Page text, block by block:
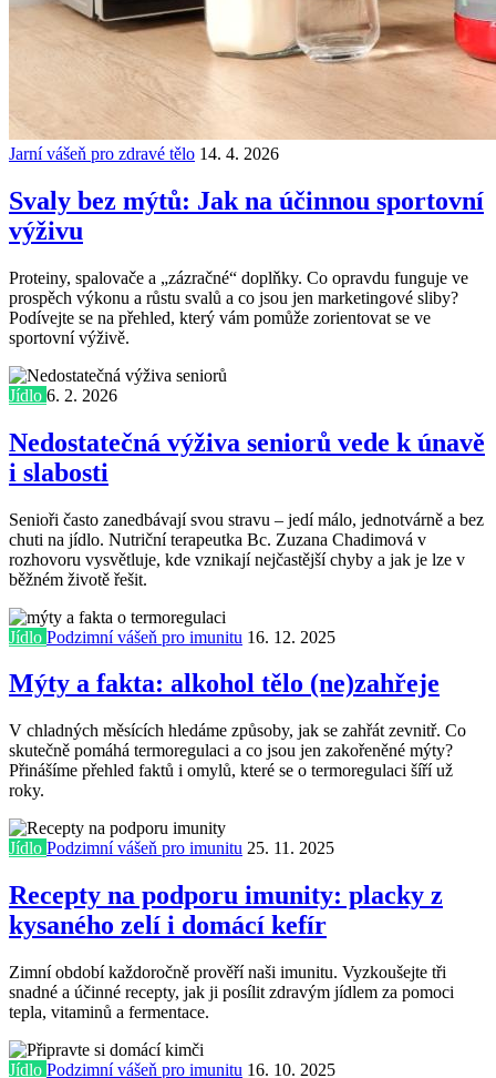
Jarní vášeň pro zdravé tělo 14. 4. 2026
Svaly bez mýtů: Jak na účinnou sportovní
výživu
Proteiny, spalovače a „zázračné“ doplňky. Co opravdu funguje ve
prospěch výkonu a růstu svalů a co jsou jen marketingové sliby?
Podívejte se na přehled, který vám pomůže zorientovat se ve
sportovní výživě.
Jídlo 6. 2. 2026
Nedostatečná výživa seniorů vede k únavě
i slabosti
Senioři často zanedbávají svou stravu – jedí málo, jednotvárně a bez
chuti na jídlo. Nutriční terapeutka Bc. Zuzana Chadimová v
rozhovoru vysvětluje, kde vznikají nejčastější chyby a jak je lze v
běžném životě řešit.
Jídlo Podzimní vášeň pro imunitu 16. 12. 2025
Mýty a fakta: alkohol tělo (ne)zahřeje
V chladných měsících hledáme způsoby, jak se zahřát zevnitř. Co
skutečně pomáhá termoregulaci a co jsou jen zakořeněné mýty?
Přinášíme přehled faktů i omylů, které se o termoregulaci šíří už
roky.
Jídlo Podzimní vášeň pro imunitu 25. 11. 2025
Recepty na podporu imunity: placky z
kysaného zelí i domácí kefír
Zimní období každoročně prověří naši imunitu. Vyzkoušejte tři
snadné a účinné recepty, jak ji posílit zdravým jídlem za pomoci
tepla, vitaminů a fermentace.
Jídlo Podzimní vášeň pro imunitu 16. 10. 2025